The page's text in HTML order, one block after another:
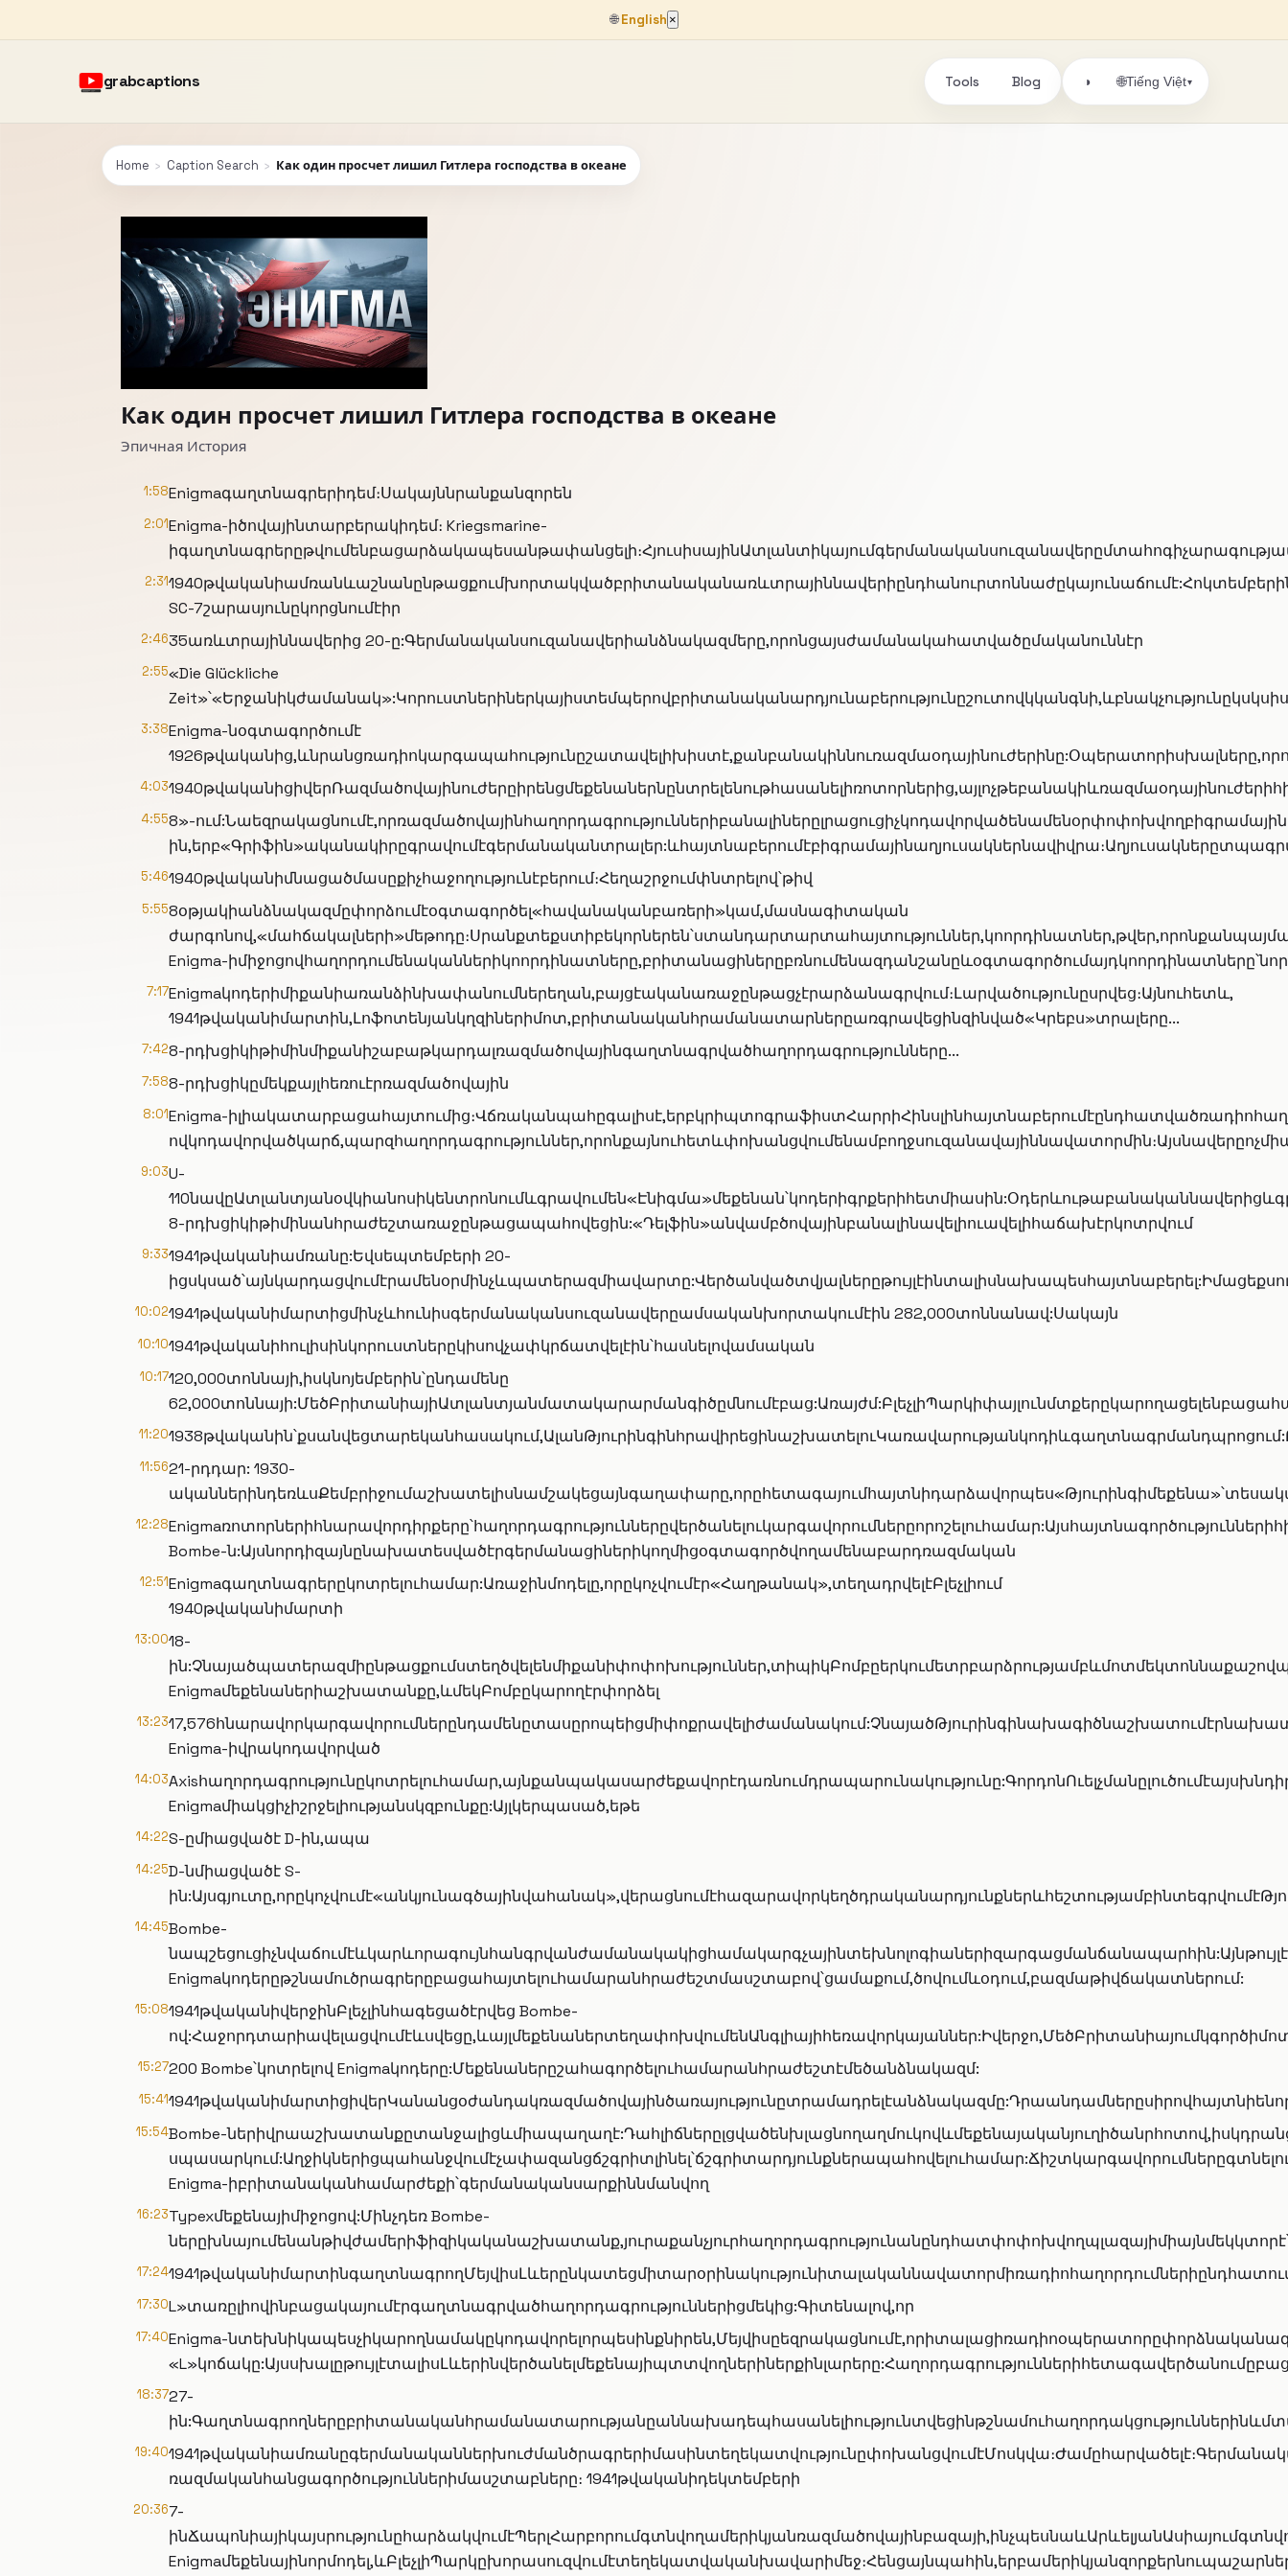
🌐English ×
grabcaptions Tools Blog ◑ 🌐Tiếng Việt▾
Home › Caption Search › Как один просчет лишил Гитлера господства в океане
Как один просчет лишил Гитлера господства в океане
Эпичная История
1:58Enigmaգաղտնագրերիդեմ։Սակայննրանքանզորեն
2:01Enigma-իծովայինտարբերակիդեմ։ Kriegsmarine-
2:31
SC-7շարասյունըկորցնումէիր
2:4635առևտրայիննավերից 20-ը:Գերմանականսուզանավերիանձնակազմերը,որոնցայսժամանակահատվածըմականուննէր
2:55«Die Glückliche
3:38Enigma-նօգտագործումէ
4:03
4:558»-
5:461940թվականիմնացածմասըքիչհաջողությունէբերում։Հեղաշրջումփնտրելով՝թիվ
5:558օթյակիանձնակազմըփորձումէօգտագործել«հավանականբառերի»կամ,մասնագիտական​​
Enigma-
7:17Enigmaկոդերիմիքանիառանձինխափանումներեղան,բայցէականառաջընթացչէրարձանագրվում։Լարվածությունըսրվեց։Այնուհետև,
1941թվականիմարտին,Լոֆոտենյանկղզիներիմոտ,բրիտանականհրամանատարներըառգրավեցինզինված«Կրեբս»տրալերը...
7:428-րդխցիկիթիմինմիքանիշաբաթկարդալռազմածովայինգաղտնագրվածհաղորդագրությունները...
7:588-րդխցիկըմեկքայլհեռուէրռազմածովային
8:01Enigma-
9:03U-
8-րդխցիկիթիմինանհրաժեշտառաջընթացապահովեցին:«Դելֆին»անվամբծովայինբանալինավելիուավելիհաճախէրկոտրվում
9:331941թվականիամռանը:Եվսեպտեմբերի 20-
10:021941թվականիմարտիցմինչևհունիսգերմանականսուզանավերըամսականխորտակումէին 282,000տոննանավ:Սակայն
10:101941թվականիհուլիսինկորուստներըկիսովչափկրճատվելէին՝հասնելովամսական
10:17120,000տոննայի,իսկնոյեմբերին՝ընդամենը
11:20
11:5621-րդդար: 1930-
12:28
Bombe-ն:Այսնորդիզայնընախատեսվածէրգերմանացիներիկողմիցօգտագործվողամենաբարդռազմական
12:51Enigmaգաղտնագրերըկոտրելուհամար:Առաջինմոդելը,որըկոչվումէր«Հաղթանակ»,տեղադրվելէԲլեչլիում
1940թվականիմարտի
13:0018-
Enigmaմեքենաներիաշխատանքը,ևմեկԲոմբըկարողէրփորձել
13:23
Enigma-իվրակոդավորված
14:03
Enigmaմիակցիչիշրջելիությանսկզբունքը:Այլկերպասած,եթե
14:22S-ըմիացվածէ D-ին,ապա
14:25D-նմիացվածէ S-
14:45Bombe-
Enigmaկոդերըթշնամուծրագրերըբացահայտելուհամարանհրաժեշտմասշտաբով՝ցամաքում,ծովումևօդում,բազմաթիվճակատներում:
15:081941թվականիվերջինԲլեչլինհագեցածէրվեց Bombe-
15:27200 Bombe՝կոտրելով Enigmaկոդերը:Մեքենաներըշահագործելուհամարանհրաժեշտէմեծանձնակազմ:
15:41
15:54Bombe-
Enigma-իբրիտանականհամարժեքի՝գերմանականսարքիննմանվող
16:23Typexմեքենայիմիջոցով:Մինչդեռ Bombe-
17:24
17:30L»տառըլիովինբացակայումէրգաղտնագրվածհաղորդագրություններիցմեկից:Գիտենալով,որ
17:40Enigma-
18:3727-
19:40
ռազմականհանցագործություններիմասշտաբները։ 1941թվականիդեկտեմբերի
20:367-